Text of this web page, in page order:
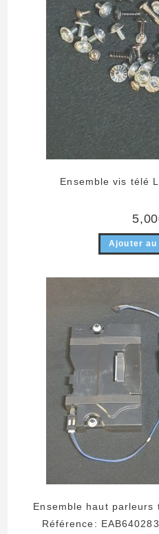
Ensemble vis télé
5,00
Ajouter au
Ensemble haut parleurs
Référence: